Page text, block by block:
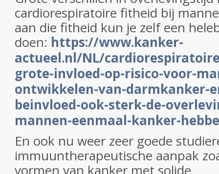
cardiorespiratoire fitheid bij
aan die fitheid kun je zelf een
doen: https://www.kanker-
actueel.nl/NL/
grote-invloed-op-risico-voor-
ontwikkelen-van-darmkanker-
beinvloed-ook-sterk-de-
mannen-eenmaal-kanker-
En ook nu weer zeer goede
immuuntherapeutische aanpak
vormen van kanker met solide